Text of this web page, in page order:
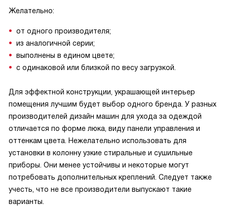
Желательно:
от одного производителя;
из аналогичной серии;
выполнены в едином цвете;
с одинаковой или близкой по весу загрузкой.
Для эффектной конструкции, украшающей интерьер
помещения лучшим будет выбор одного бренда. У разных
производителей дизайн машин для ухода за одеждой
отличается по форме люка, виду панели управления и
оттенкам цвета. Нежелательно использовать для
установки в колонну узкие стиральные и сушильные
приборы. Они менее устойчивы и некоторые могут
потребовать дополнительных креплений. Следует также
учесть, что не все производители выпускают такие
варианты.